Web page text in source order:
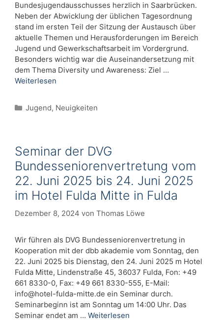
Bundesjugendausschusses herzlich in Saarbrücken.
Neben der Abwicklung der üblichen Tagesordnung
stand im ersten Teil der Sitzung der Austausch über
aktuelle Themen und Herausforderungen im Bereich
Jugend und Gewerkschaftsarbeit im Vordergrund.
Besonders wichtig war die Auseinandersetzung mit
dem Thema Diversity und Awareness: Ziel …
Weiterlesen
Kategorien
Jugend, Neuigkeiten
Seminar der DVG
Bundesseniorenvertretung vom
22. Juni 2025 bis 24. Juni 2025
im Hotel Fulda Mitte in Fulda
Dezember 8, 2024 von Thomas Löwe
Wir führen als DVG Bundesseniorenvertretung in
Kooperation mit der dbb akademie vom Sonntag, den
22. Juni 2025 bis Dienstag, den 24. Juni 2025 m Hotel
Fulda Mitte, Lindenstraße 45, 36037 Fulda, Fon: +49
661 8330-0, Fax: +49 661 8330-555, E-Mail:
info@hotel-fulda-mitte.de ein Seminar durch.
Seminarbeginn ist am Sonntag um 14:00 Uhr. Das
Seminar endet am … Weiterlesen